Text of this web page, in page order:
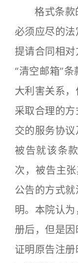
格式条款
必须应尽的
提请合同相
“清空邮箱”
大利害关系
采取合理的
交的服务协
被告就该条
次，被告主
公告的方式
明。本院认
册后，但是
证明原告注册